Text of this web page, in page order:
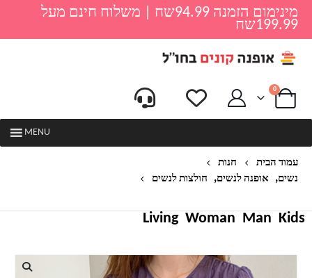
מינימום הזמנה 94.99שח | משלוח חינם מעל
199.99שח
0
MENU
עמוד הבית
חנות
נשים, אופנה לנשים, חולצות לנשים
Kids
Man
Woman
Living